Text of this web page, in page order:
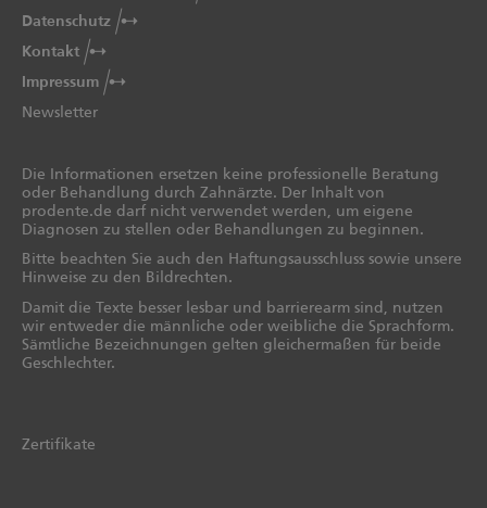
Datenschutz
Kontakt
Impressum
Newsletter
Die Informationen ersetzen keine professionelle Beratung
oder Behandlung durch Zahnärzte. Der Inhalt von
prodente.de darf nicht verwendet werden, um eigene
Diagnosen zu stellen oder Behandlungen zu beginnen.
Bitte beachten Sie auch den Haftungsausschluss sowie unsere
Hinweise zu den Bildrechten.
Damit die Texte besser lesbar und barrierearm sind, nutzen
wir entweder die männliche oder weibliche die Sprachform.
Sämtliche Bezeichnungen gelten gleichermaßen für beide
Geschlechter.
Zertifikate